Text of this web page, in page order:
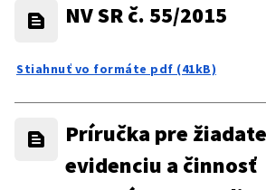
NV SR č. 55/2015
Stiahnuť vo formáte pdf (41kB)
Príručka pre
evidenciu a činnosť